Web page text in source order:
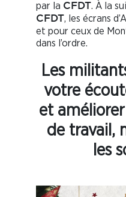
par la CFDT . À la
CFDT , les écrans
et pour ceux de
dans l’ordre.
Les
votre
et
de travail,
les